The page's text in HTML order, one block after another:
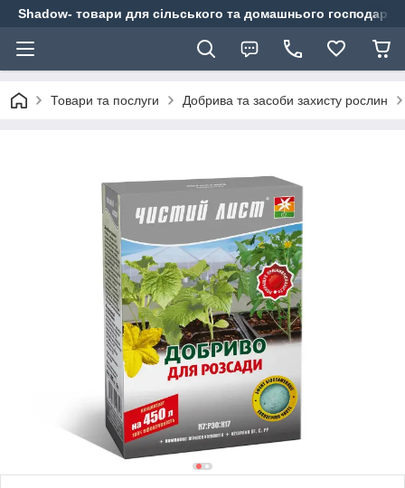
Shadow- товари для сільського та домашнього
Товари та послуги Добрива та засоби захисту рослин